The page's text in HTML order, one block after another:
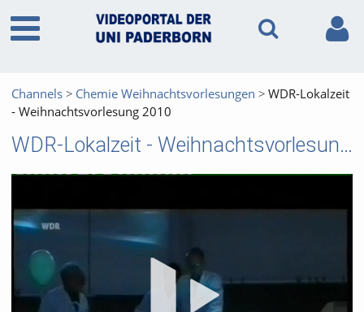
Channels Chemie Weihnachtsvorlesungen
WDR-Lokalzeit
- Weihnachtsvorlesung 2010
WDR-Lokalzeit - Weihnachtsvorlesung 2010